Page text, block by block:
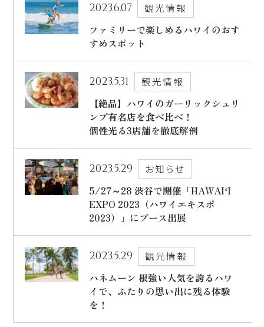
2023.6.07
観光情報
ファミリーで楽しめるハワイのおす
すめスポット
2023.5.31
観光情報
【絶品】ハワイのガーリックシュリ
ンプ有名店を食べ比べ！
個性光る3店舗を徹底解剖
2023.5.29
お知らせ
5/27～28 渋谷で開催「HAWAIʻI
EXPO 2023（ハワイエキスポ
2023）」にブース出展
2023.5.29
観光情報
ハネムーン 根強い人気を誇るハワ
イで、ふたりの思い出に残る体験
を！